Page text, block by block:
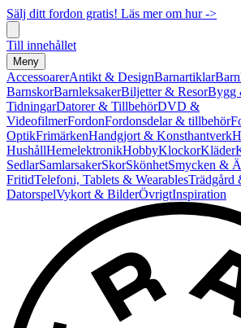
Sälj ditt fordon gratis! Läs mer om hur ->
Till innehållet
Meny
AccessoarerAntikt & DesignBarnartiklar
BarnskorBarnleksakerBiljetter & ResorBygg
TidningarDatorer & TillbehörDVD &
VideofilmerFordonFordonsdelar & tillbehör
OptikFrimärkenHandgjort & Konsthantverk
HushållHemelektronikHobbyKlockorKläder
SedlarSamlarsakerSkorSkönhetSmycken &
FritidTelefoni, Tablets & WearablesTrädgård
DatorspelVykort & BilderÖvrigtInspiration